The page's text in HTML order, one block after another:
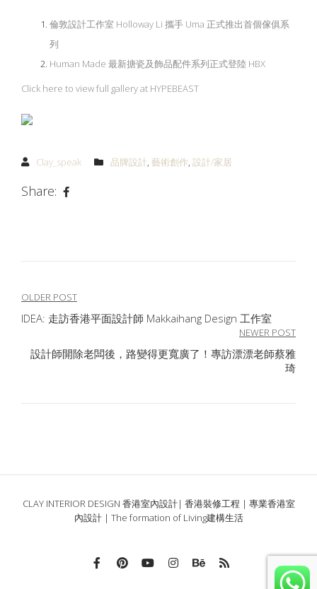
倫敦設計工作室 Holloway Li 攜手 Uma 正式推出首個傢俱系
列
Human Made 最新搪瓷及飾品配件系列正式登陸 HBX
Click here to view full gallery at HYPEBEAST
Clay_speak 品牌設計, 藝術創作, 設計/家居
Share:
文
章
導
OLDER POST
IDEA: 走訪香港平面設計師 Makkaihang Design 工作室
NEWER POST
設計師開除老闆後，路變得更寬廣了！專訪漂漂老師蔡雅
琦
CLAY INTERIOR DESIGN 香港室內設計| 香港裝修工程 | 專業香港室
內設計 | The formation of Living建構生活